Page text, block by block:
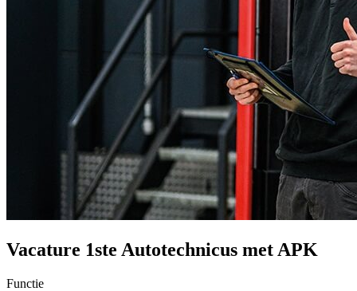
Vacature 1ste Autotechnicus met APK
Functie